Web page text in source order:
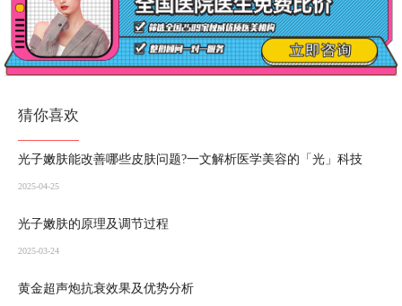
猜你喜欢
​光子嫩肤能改善哪些皮肤问题?一文解析医学美容的「光」科技
2025-04-25
​光子嫩肤的原理及调节过程
2025-03-24
黄金超声炮抗衰效果及优势分析